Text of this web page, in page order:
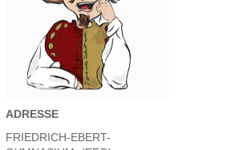
ADRESSE
FRIEDRICH-EBERT-